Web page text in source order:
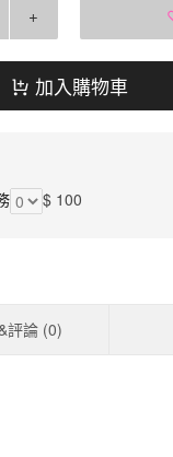
+
加入購物車
$ 100
評論 (0)